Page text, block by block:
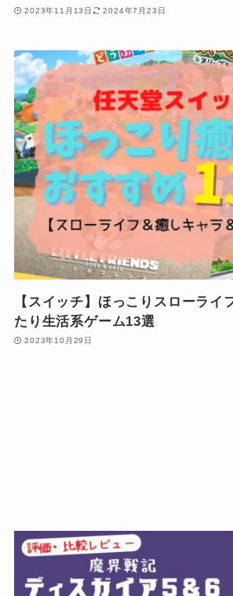
2023年11月13日 2024年7月23日
【スイッチ】ほっこりスローライ
たり生活系ゲーム13選
2023年10月29日